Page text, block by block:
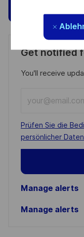
Get notified
You'll receive
Email
address
(Required)
Required
Prüfen Sie die
persönlicher
Manage alerts
Manage alerts